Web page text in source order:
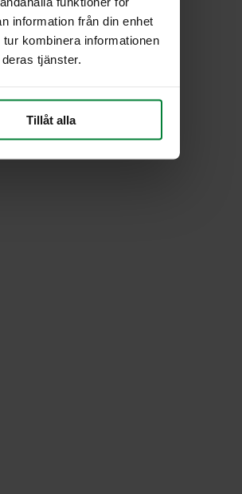
information från din enhet
kombinera informationen
tjänster.
Tillåt alla